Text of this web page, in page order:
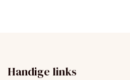
Handige links